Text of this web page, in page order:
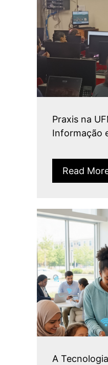
Praxis na
Informação
Read
A